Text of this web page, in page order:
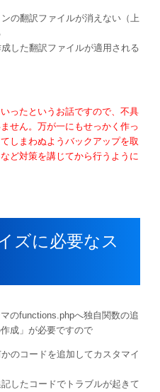
の翻訳ファイルが消えない（上
した翻訳ファイルが適用される
ったというお話ですので、不具
せん。万が一にもせっかく作っ
しまわぬようバックアップを取
ど対策を講じてから行うように
ズに必要なス
のfunctions.phpへ独自関数の追
成」が必要ですので
のコードを追加してカスタマイ
したコードでトラブルが起きて